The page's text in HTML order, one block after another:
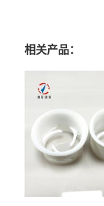
相关产品：